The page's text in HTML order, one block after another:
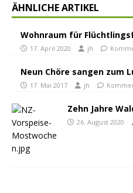
ÄHNLICHE ARTIKEL
Wohnraum für
17. April 2020 jh
Neun Chöre sangen zum
17. Mai 2017 jh
Zehn Jahre
26. August 2020